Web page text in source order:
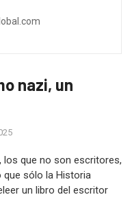
nazi, un
que no son escritores,
que sólo la Historia
un libro del escritor